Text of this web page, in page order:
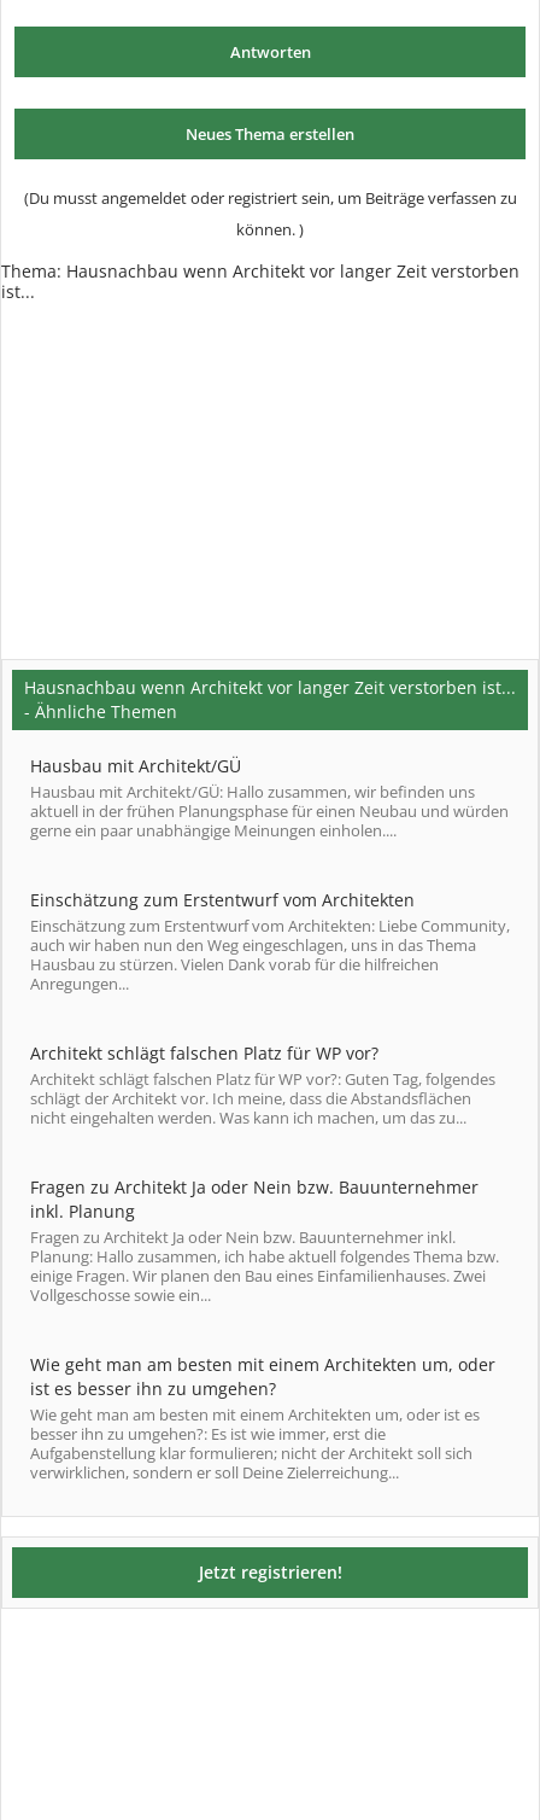
Antworten
Neues Thema erstellen
(Du musst angemeldet oder registriert sein, um Beiträge verfassen zu
können. )
Thema: Hausnachbau wenn Architekt vor langer Zeit verstorben
ist...
Hausnachbau wenn Architekt vor langer Zeit verstorben ist...
- Ähnliche Themen
Hausbau mit Architekt/GÜ
Hausbau mit Architekt/GÜ: Hallo zusammen, wir befinden uns
aktuell in der frühen Planungsphase für einen Neubau und würden
gerne ein paar unabhängige Meinungen einholen....
Einschätzung zum Erstentwurf vom Architekten
Einschätzung zum Erstentwurf vom Architekten: Liebe Community,
auch wir haben nun den Weg eingeschlagen, uns in das Thema
Hausbau zu stürzen. Vielen Dank vorab für die hilfreichen
Anregungen...
Architekt schlägt falschen Platz für WP vor?
Architekt schlägt falschen Platz für WP vor?: Guten Tag, folgendes
schlägt der Architekt vor. Ich meine, dass die Abstandsflächen
nicht eingehalten werden. Was kann ich machen, um das zu...
Fragen zu Architekt Ja oder Nein bzw. Bauunternehmer
inkl. Planung
Fragen zu Architekt Ja oder Nein bzw. Bauunternehmer inkl.
Planung: Hallo zusammen, ich habe aktuell folgendes Thema bzw.
einige Fragen. Wir planen den Bau eines Einfamilienhauses. Zwei
Vollgeschosse sowie ein...
Wie geht man am besten mit einem Architekten um, oder
ist es besser ihn zu umgehen?
Wie geht man am besten mit einem Architekten um, oder ist es
besser ihn zu umgehen?: Es ist wie immer, erst die
Aufgabenstellung klar formulieren; nicht der Architekt soll sich
verwirklichen, sondern er soll Deine Zielerreichung...
Jetzt registrieren!